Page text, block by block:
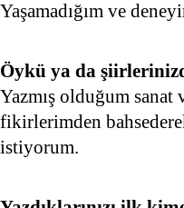
Yaşamadığım ve
Öykü ya da
Yazmış olduğum
fikirlerimden
istiyorum.